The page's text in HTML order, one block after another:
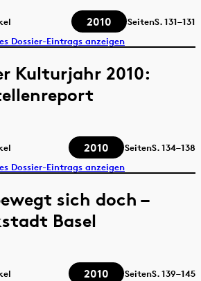
2010 SeitenS.131–131
Dossier-Eintrags anzeigen
Kulturjahr 2010:
2010 SeitenS.134–138
Dossier-Eintrags anzeigen
sich doch –
Basel
2010 SeitenS.139–145